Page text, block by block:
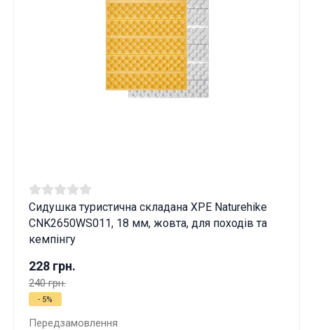
Сидушка туристична складана XPE Naturehike
CNK2650WS011, 18 мм, жовта, для походів та
кемпінгу
228 грн.
240 грн.
- 5%
Передзамовлення